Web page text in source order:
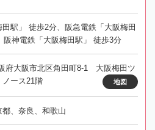
駅」 徒歩2分、阪急電鉄「大阪梅田
阪神電鉄「大阪梅田駅」 徒歩3分
府大阪市北区角田町8-1 大阪梅田ツ
ノース21階
地図
、奈良、和歌山